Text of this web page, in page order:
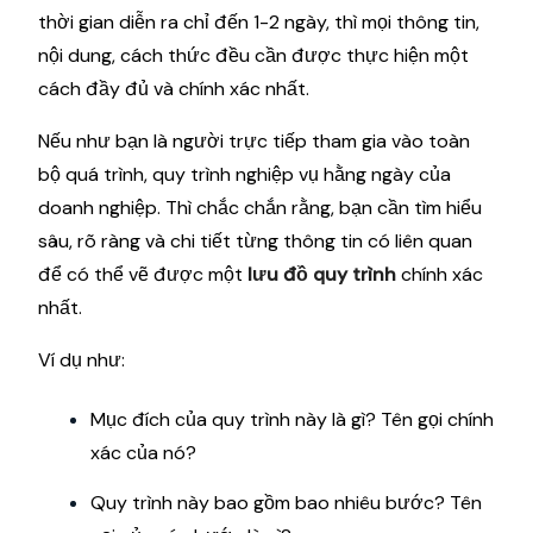
thời gian diễn ra chỉ đến 1-2 ngày, thì mọi thông tin,
nội dung, cách thức đều cần được thực hiện một
cách đầy đủ và chính xác nhất.
Nếu như bạn là người trực tiếp tham gia vào toàn
bộ quá trình, quy trình nghiệp vụ hằng ngày của
doanh nghiệp. Thì chắc chắn rằng, bạn cần tìm hiểu
sâu, rõ ràng và chi tiết từng thông tin có liên quan
để có thể vẽ được một lưu đồ quy trìnhchính xác
nhất.
Ví dụ như:
Mục đích của quy trình này là gì? Tên gọi chính
xác của nó?
Quy trình này bao gồm bao nhiêu bước? Tên